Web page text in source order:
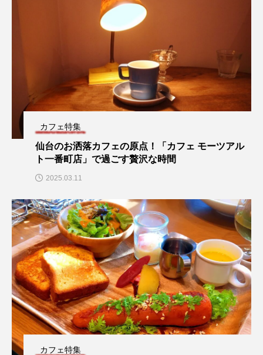
カフェ特集
仙台のお洒落カフェの原点！「カフェ モーツアル
ト一番町店」で過ごす贅沢な時間
2025.03.11
カフェ特集